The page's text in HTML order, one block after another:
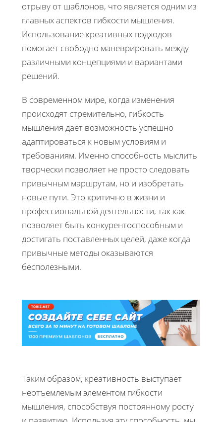
отрыву от шаблонов, что является одним из
главных аспектов гибкости мышления.
Использование креативных подходов
помогает свободно маневрировать между
различными концепциями и вариантами
решений.
В современном мире, когда изменения
происходят стремительно, гибкость
мышления дает возможность успешно
адаптироваться к новым условиям и
требованиям. Именно способность мыслить
творчески позволяет не просто следовать
привычным маршрутам, но и изобретать
новые пути. Это критично в жизни и
профессиональной деятельности, так как
позволяет быть конкурентоспособным и
достигать поставленных целей, даже когда
привычные методы оказываются
бесполезными.
Таким образом, креативность выступает
неотъемлемым элементом гибкости
мышления, способствуя постоянному росту